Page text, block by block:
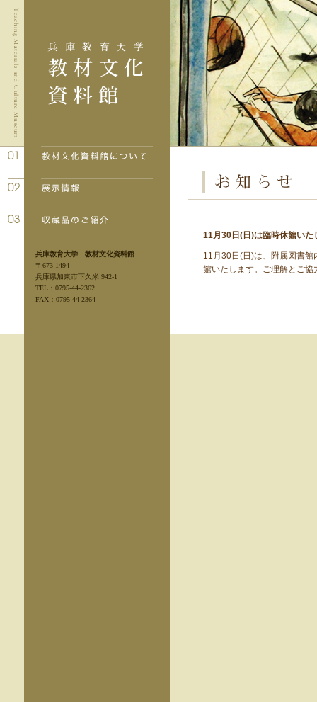
11月30日(日)は臨時休館いた
11月30日(日)は、附属図書
館いたします。 ご理解とご協
兵庫教育大学 教材文化資料館
〒673-1494
兵庫県加東市下久米 942-1
TEL：0795-44-2362
FAX：0795-44-2364